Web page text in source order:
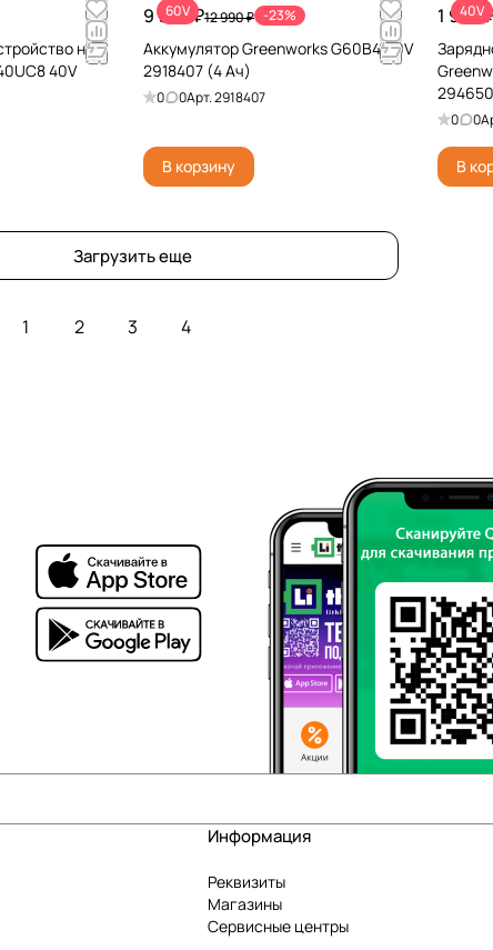
на 2
40V
60V
9 990 ₽12 990 ₽ -23%
Аккумулятор Greenworks G60B4 60V
2918407 (4 Ач)
0 0Арт.2918407
В корзину
40V
1 990
0 0
В
Загрузить еще
1 2 3 4
Информация
Реквизиты
Магазины
Сервисные центры